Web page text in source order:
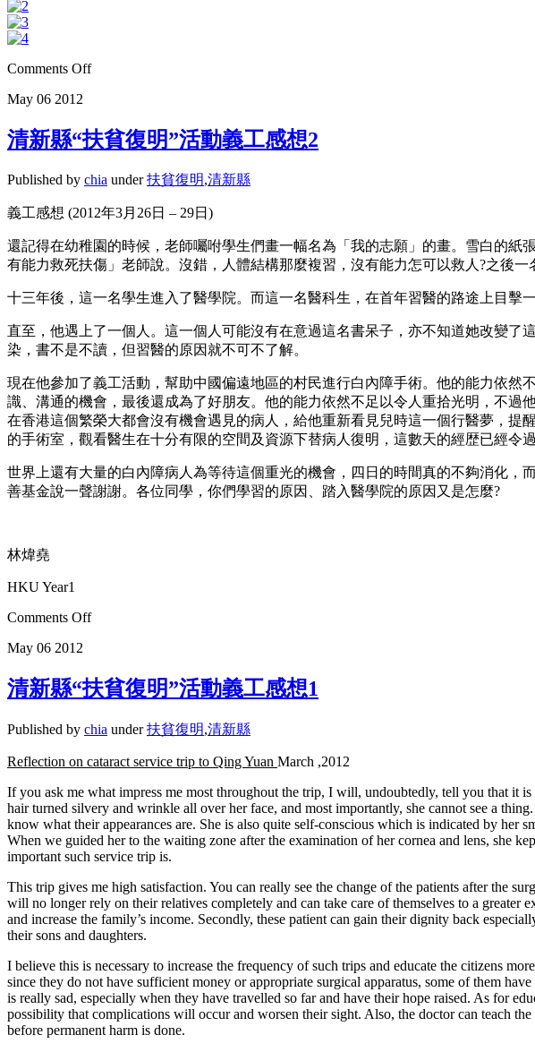
Comments Off
May 06 2012
清新縣“扶貧復明”活動義工感想2
Published by chia under扶貧復明,清新縣
義工感想 (2012年3月26日 – 29日)
還記得在幼稚園的時候，老師囑咐學生們畫一幅名為「我的志願」的畫。雪白的
有能力救死扶傷」老師說。沒錯，人體結構那麼複習，沒有能力怎可以救人?之後一
十三年後，這一名學生進入了醫學院。而這一名醫科生，在首年習醫的路途上目擊
直至，他遇上了一個人。這一個人可能沒有在意過這名書呆子，亦不知道她改變
染，書不是不讀，但習醫的原因就不可不了解。
現在他參加了義工活動，幫助中國偏遠地區的村民進行白內障手術。他的能力依
識、溝通的機會，最後還成為了好朋友。他的能力依然不足以令人重拾光明，不
在香港這個繁榮大都會沒有機會遇見的病人，給他重新看見兒時這一個行醫夢，
的手術室，觀看醫生在十分有限的空間及資源下替病人復明，這數天的經歴已經令
世界上還有大量的白內障病人為等待這個重光的機會，四日的時間真的不夠消化
善基金說一聲謝謝。各位同學，你們學習的原因、踏入醫學院的原因又是怎麼?
林煒堯
HKU Year1
Comments Off
May 06 2012
清新縣“扶貧復明”活動義工感想1
Published by chia under扶貧復明,清新縣
Reflection on cataract service trip to Qing Yuan March ,2012
If you ask me what impress me most throughout the trip, I will, undoubtedly, tell you that it
hair turned silvery and wrinkle all over her face, and most importantly, she cannot see a
know what their appearances are. She is also quite self-conscious which is indicated by her
When we guided her to the waiting zone after the examination of her cornea and lens, she
important such service trip is.
This trip gives me high satisfaction. You can really see the change of the patients after the
will no longer rely on their relatives completely and can take care of themselves to a
and increase the family’s income. Secondly, these patient can gain their dignity back
their sons and daughters.
I believe this is necessary to increase the frequency of such trips and educate the citizens
since they do not have sufficient money or appropriate surgical apparatus, some of them
is really sad, especially when they have travelled so far and have their hope raised. As for
possibility that complications will occur and worsen their sight. Also, the doctor can teach
before permanent harm is done.